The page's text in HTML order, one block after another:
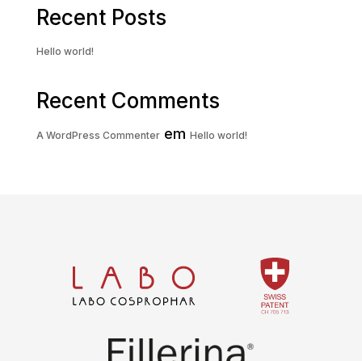
Recent Posts
Hello world!
Recent Comments
A WordPress Commenterem Hello world!